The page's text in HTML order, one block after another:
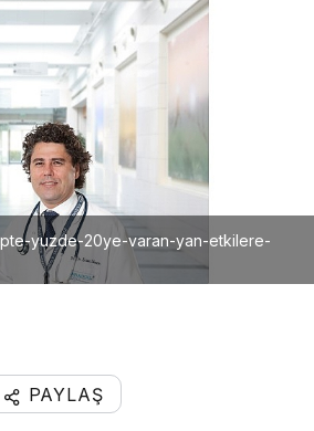
yuzde-20ye-varan-yan-etkilere-
PAYLAŞ